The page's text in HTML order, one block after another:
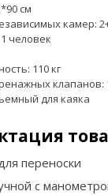
см
камер:
человек
110 кг
клапанов:
для каяка
переноски
с